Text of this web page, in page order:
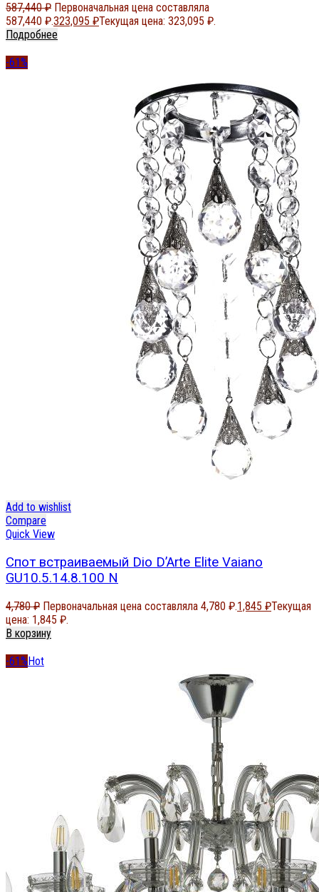
587,440₽ Первоначальная цена составляла
587,440 ₽.323,095 ₽Текущая цена: 323,095 ₽.
Подробнее
-61%
Add to wishlist
Compare
Quick View
Спот встраиваемый Dio D’Arte Elite Vaiano
GU10.5.14.8.100 N
4,780₽ Первоначальная цена составляла 4,780 ₽.1,845 ₽Текущая
цена: 1,845 ₽.
В корзину
-61%Hot